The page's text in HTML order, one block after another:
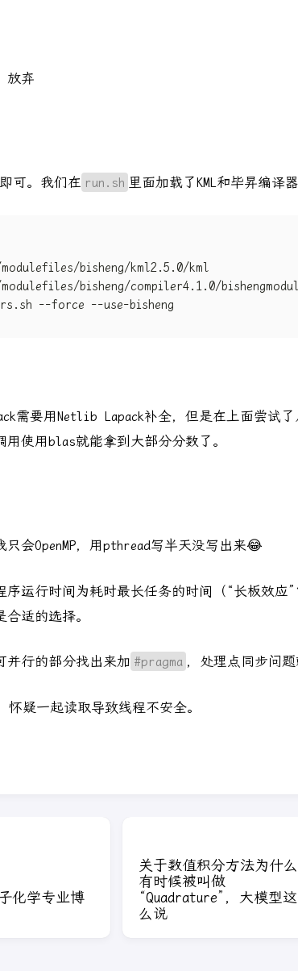
放弃
可。我们在 run.sh 里面加载了KML和毕昇编译
需要用Netlib Lapack补全，但是在上面尝试
用使用blas就能拿到大部分分数了。
会OpenMP，用pthread写半天没写出来😂
运行时间为耗时最长任务的时间（“长板效应
适的选择。
并行的部分找出来加 #pragma ，处理点同步问
怀疑一起读取导致线程不安全。
化学专业博
关于数值积分方法为什么
有时候被叫做
“Quadrature”，大模型这
么说